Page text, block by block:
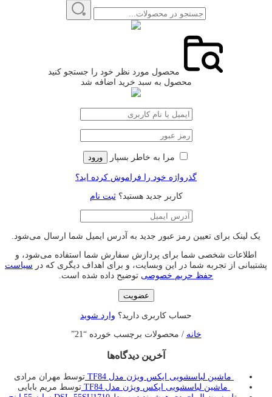
محصول مورد نظر خود را جستجو کنید
محصول به سبد خرید اضافه شد
مرا به خاطر بسپار ورود
گذرواژه خود را فراموش کرده اید؟
کاربر جدید هستید؟ثبت نام
یک لینک برای تعیین رمز عبور جدید به آدرس ایمیل شما ارسال می‌شود.
اطلاعات شخصی شما برای پردازش سفارش شما استفاده می‌شود، و
پشتیبانی از تجربه شما در این وبسایت، و برای اهداف دیگری که در سیاست
حفظ حریم خصوصی توضیح داده شده است.
عضویت
حساب کاربری دارید؟ وارد شوید
خانه / محصولات برچسب خورده “21”
آخرین دیدگاه‌ها
ماشین لباسشویی ایکس ویژن مدل TF84
توسط مهران مرادی
ماشین لباسشویی ایکس ویژن مدل TF84
توسط مریم بابایی